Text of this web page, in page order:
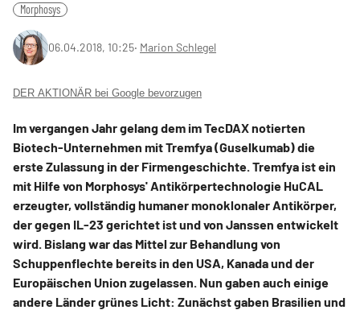
Morphosys
06.04.2018, 10:25‧ Marion Schlegel
DER AKTIONÄR bei Google bevorzugen
Im vergangen Jahr gelang dem im TecDAX notierten
Biotech-Unternehmen mit Tremfya (Guselkumab) die
erste Zulassung in der Firmengeschichte. Tremfya ist ein
mit Hilfe von Morphosys' Antikörpertechnologie HuCAL
erzeugter, vollständig humaner monoklonaler Antikörper,
der gegen IL-23 gerichtet ist und von Janssen entwickelt
wird. Bislang war das Mittel zur Behandlung von
Schuppenflechte bereits in den USA, Kanada und der
Europäischen Union zugelassen. Nun gaben auch einige
andere Länder grünes Licht: Zunächst gaben Brasilien und